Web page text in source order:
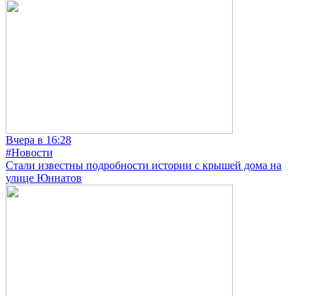
Вчера в 16:28
#Новости
Стали известны подробности истории с крышей дома на
улице Юннатов